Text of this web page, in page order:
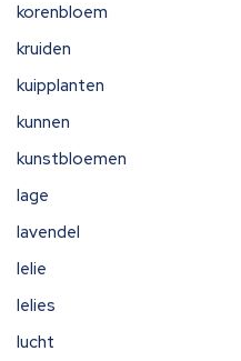
korenbloem
kruiden
kuipplanten
kunnen
kunstbloemen
lage
lavendel
lelie
lelies
lucht